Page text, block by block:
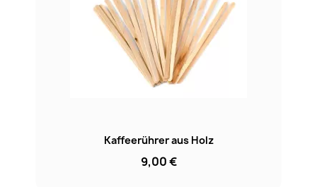
Kaffeerührer aus Holz
9,00 €